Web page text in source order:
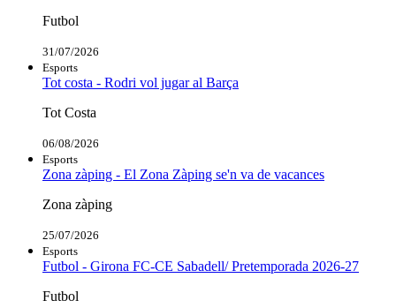
Futbol
31/07/2026
Esports
Tot costa - Rodri vol jugar al Barça
Tot Costa
06/08/2026
Esports
Zona zàping - El Zona Zàping se'n va de vacances
Zona zàping
25/07/2026
Esports
Futbol - Girona FC-CE Sabadell/ Pretemporada 2026-27
Futbol